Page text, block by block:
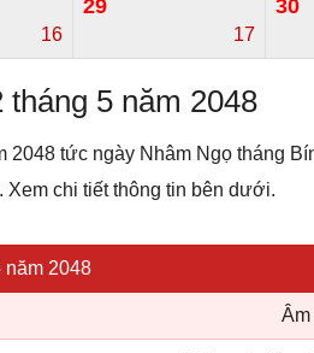
16
29
17
30
5 năm 2048
tức ngày Nhâm Ngọ tháng
Xem chi tiết thông tin bên dưới.
năm 2048
Âm